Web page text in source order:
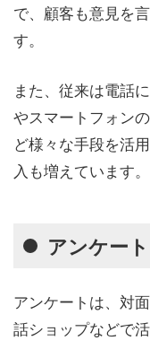
で、顧客も意見を
す。
また、従来は電話
やスマートフォン
ど様々な手段を活
入も増えています。
アンケート
アンケートは、対
話ショップなどで